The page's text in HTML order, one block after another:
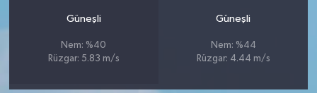
Güneşli
Nem: %40
Rüzgar: 5.83 m/s
Güneşli
Nem: %44
Rüzgar: 4.44 m/s